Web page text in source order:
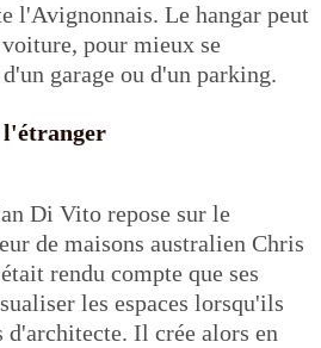
l'Avignonnais. Le hangar peut
pour mieux se
garage ou d'un parking.
l'étranger
Di Vito repose sur le
de maisons australien Chris
rendu compte que ses
les espaces lorsqu'ils
d'architecte. Il crée alors en